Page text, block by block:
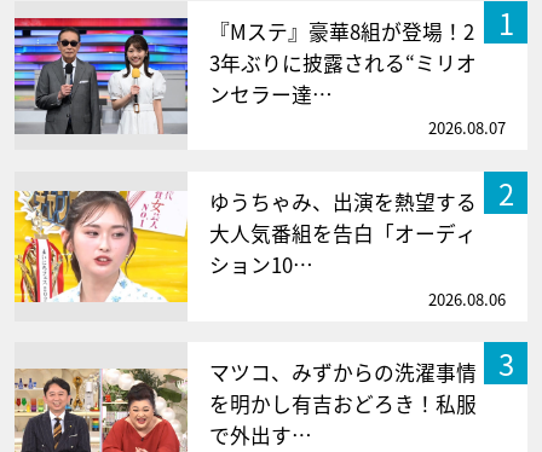
1
『Mステ』豪華8組が登場！2
3年ぶりに披露される“ミリオ
ンセラー達…
2026.08.07
2
ゆうちゃみ、出演を熱望する
大人気番組を告白「オーディ
ション10…
2026.08.06
3
マツコ、みずからの洗濯事情
を明かし有吉おどろき！私服
で外出す…